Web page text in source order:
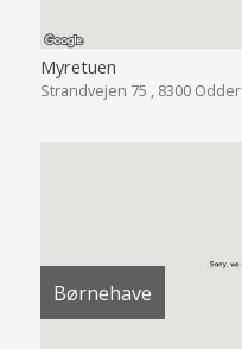
Myretuen
Strandvejen 75 , 8300 Odder
Børnehave